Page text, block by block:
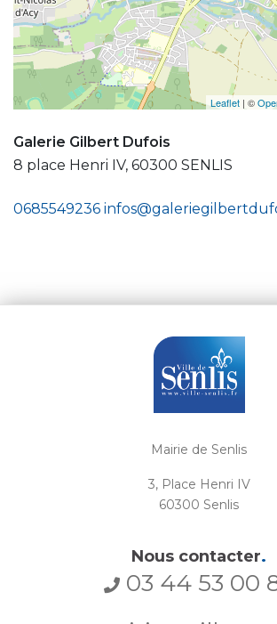
Leaflet | ©
Galerie Gilbert Dufois
8 place Henri IV, 60300 SENLIS
0685549236
Mairie de Senlis
3, Place Henri IV
60300 Senlis
Nous contacter.
03 44 53 00